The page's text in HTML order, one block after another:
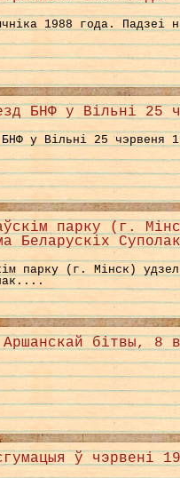
1988 года. Падзеі
БНФ у Вільні 25
БНФ у Вільні 25 чэрвеня
парку (г.
Беларускіх
парку (г. Мінск)
бітвы, 8
ў чэрвені